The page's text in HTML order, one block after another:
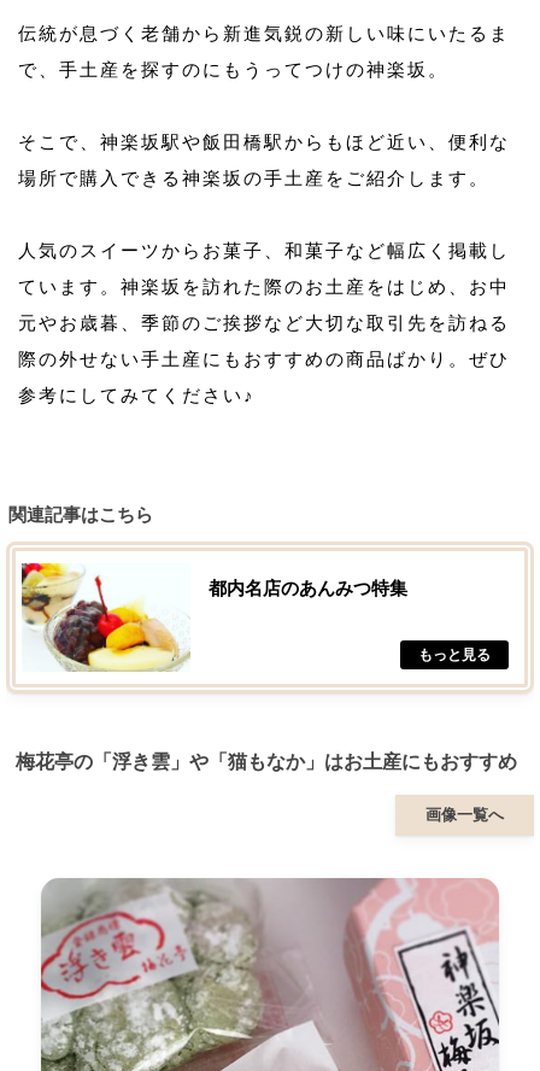
伝統が息づく老舗から新進気鋭の新しい味にいたるま
で、手土産を探すのにもうってつけの神楽坂。
そこで、神楽坂駅や飯田橋駅からもほど近い、便利な
場所で購入できる神楽坂の手土産をご紹介します。
人気のスイーツからお菓子、和菓子など幅広く掲載し
ています。神楽坂を訪れた際のお土産をはじめ、お中
元やお歳暮、季節のご挨拶など大切な取引先を訪ねる
際の外せない手土産にもおすすめの商品ばかり。ぜひ
参考にしてみてください♪
関連記事はこちら
都内名店のあんみつ特集
梅花亭の「浮き雲」や「猫もなか」はお土産にもおすすめ
画像一覧へ